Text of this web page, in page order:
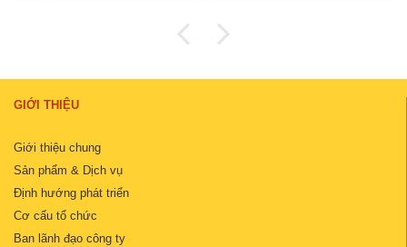
GIỚI THIỆU
Giới thiệu chung
Sản phẩm & Dịch vụ
Định hướng phát triển
Cơ cấu tổ chức
Ban lãnh đạo công ty